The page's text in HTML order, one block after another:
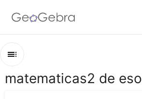
Google Classroom
Esquema
matematicas2 de eso